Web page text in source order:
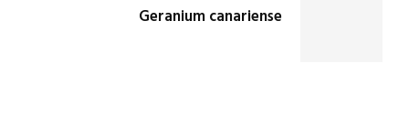
Geranium canariense